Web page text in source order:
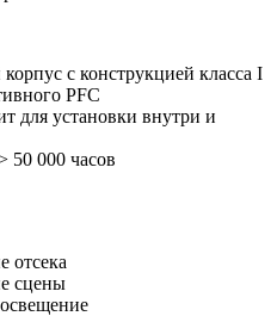
с конструкцией класса I
PFC
для установки внутри и
000 часов
отсека
сцены